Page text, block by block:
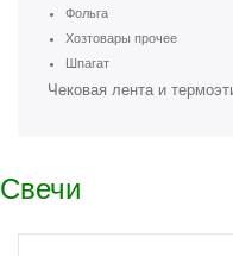
Фольга
Хозтовары прочее
Шпагат
Чековая лента и
Свечи